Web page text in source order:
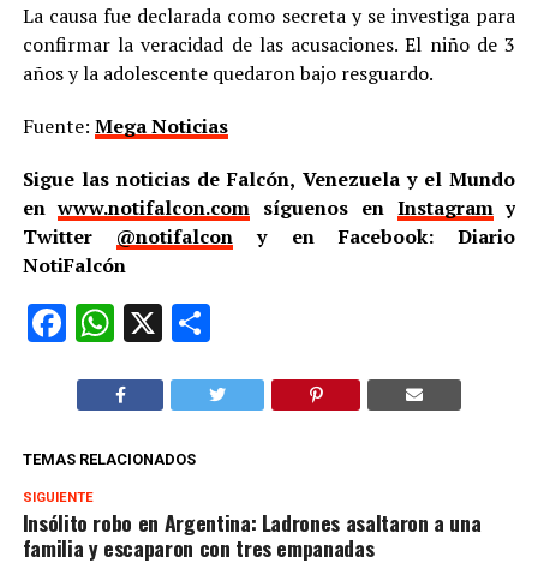
La causa fue declarada como secreta y se investiga para
confirmar la veracidad de las acusaciones. El niño de 3
años y la adolescente quedaron bajo resguardo.
Fuente: Mega Noticias
Sigue las noticias de Falcón, Venezuela y el Mundo
enwww.notifalcon.com síguenos en Instagramy
Twitter @notifalcon y en Facebook: Diario
NotiFalcón
Facebook
WhatsApp
X Compartir
TEMAS RELACIONADOS
SIGUIENTE
Insólito robo en Argentina: Ladrones asaltaron a una
familia y escaparon con tres empanadas